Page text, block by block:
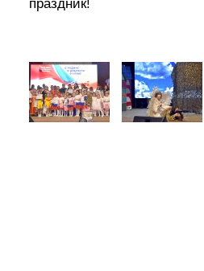
праздник!